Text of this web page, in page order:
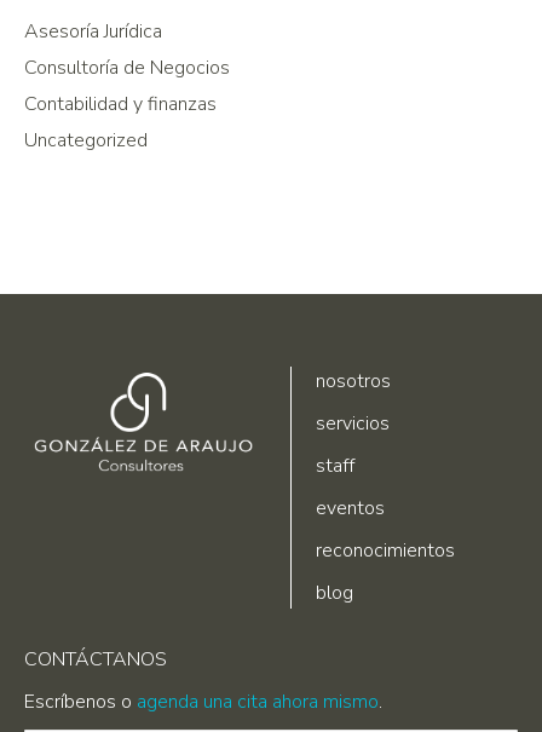
Asesoría Jurídica
Consultoría de Negocios
Contabilidad y finanzas
Uncategorized
nosotros
servicios
staff
eventos
reconocimientos
blog
CONTÁCTANOS
Escríbenos o agenda una cita ahora mismo.